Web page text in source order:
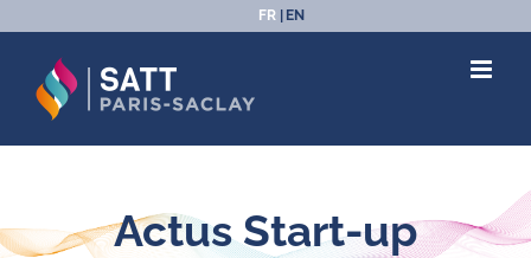
au
contenu
FR EN
Actus Start-up